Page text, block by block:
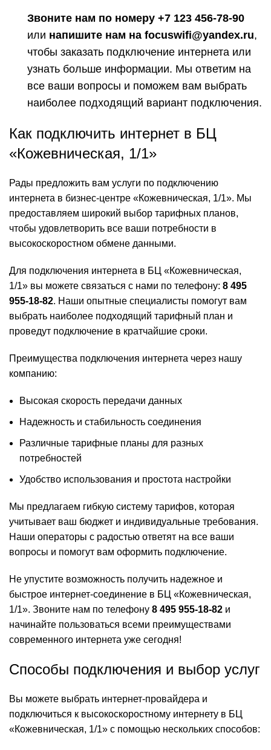
Звоните нам по номеру +7 123 456-78-90
или напишите нам на focuswifi@yandex.ru,
чтобы заказать подключение интернета или
узнать больше информации. Мы ответим на
все ваши вопросы и поможем вам выбрать
наиболее подходящий вариант подключения.
Как подключить интернет в БЦ
«Кожевническая, 1/1»
Рады предложить вам услуги по подключению
интернета в бизнес-центре «Кожевническая, 1/1». Мы
предоставляем широкий выбор тарифных планов,
чтобы удовлетворить все ваши потребности в
высокоскоростном обмене данными.
Для подключения интернета в БЦ «Кожевническая,
1/1» вы можете связаться с нами по телефону: 8 495
955-18-82. Наши опытные специалисты помогут вам
выбрать наиболее подходящий тарифный план и
проведут подключение в кратчайшие сроки.
Преимущества подключения интернета через нашу
компанию:
Высокая скорость передачи данных
Надежность и стабильность соединения
Различные тарифные планы для разных
потребностей
Удобство использования и простота настройки
Мы предлагаем гибкую систему тарифов, которая
учитывает ваш бюджет и индивидуальные требования.
Наши операторы с радостью ответят на все ваши
вопросы и помогут вам оформить подключение.
Не упустите возможность получить надежное и
быстрое интернет-соединение в БЦ «Кожевническая,
1/1». Звоните нам по телефону 8 495 955-18-82 и
начинайте пользоваться всеми преимуществами
современного интернета уже сегодня!
Способы подключения и выбор услуг
Вы можете выбрать интернет-провайдера и
подключиться к высокоскоростному интернету в БЦ
«Кожевническая, 1/1» с помощью нескольких способов: